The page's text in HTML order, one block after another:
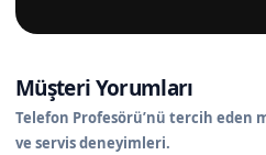
Müşteri Yorumları
Telefon Profesörü’nü tercih eden
ve servis deneyimleri.